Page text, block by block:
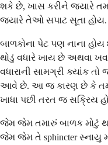
શકે છે, ખાસ કરીને જ્યારે
જ્યારે તેઓ સપાટ સૂતા હોય.
બાળકોના પેટ પણ નાના
થોડું વધારે ખાય છે અથવા
વધારાની સામગ્રી ક્યાંક
આવે છે. આ જ કારણ છે કે તમે
ખાધા પછી તરત જ સક્રિય
જેમ જેમ તમારું બાળક મોટું
જેમ જેમ તે sphincter